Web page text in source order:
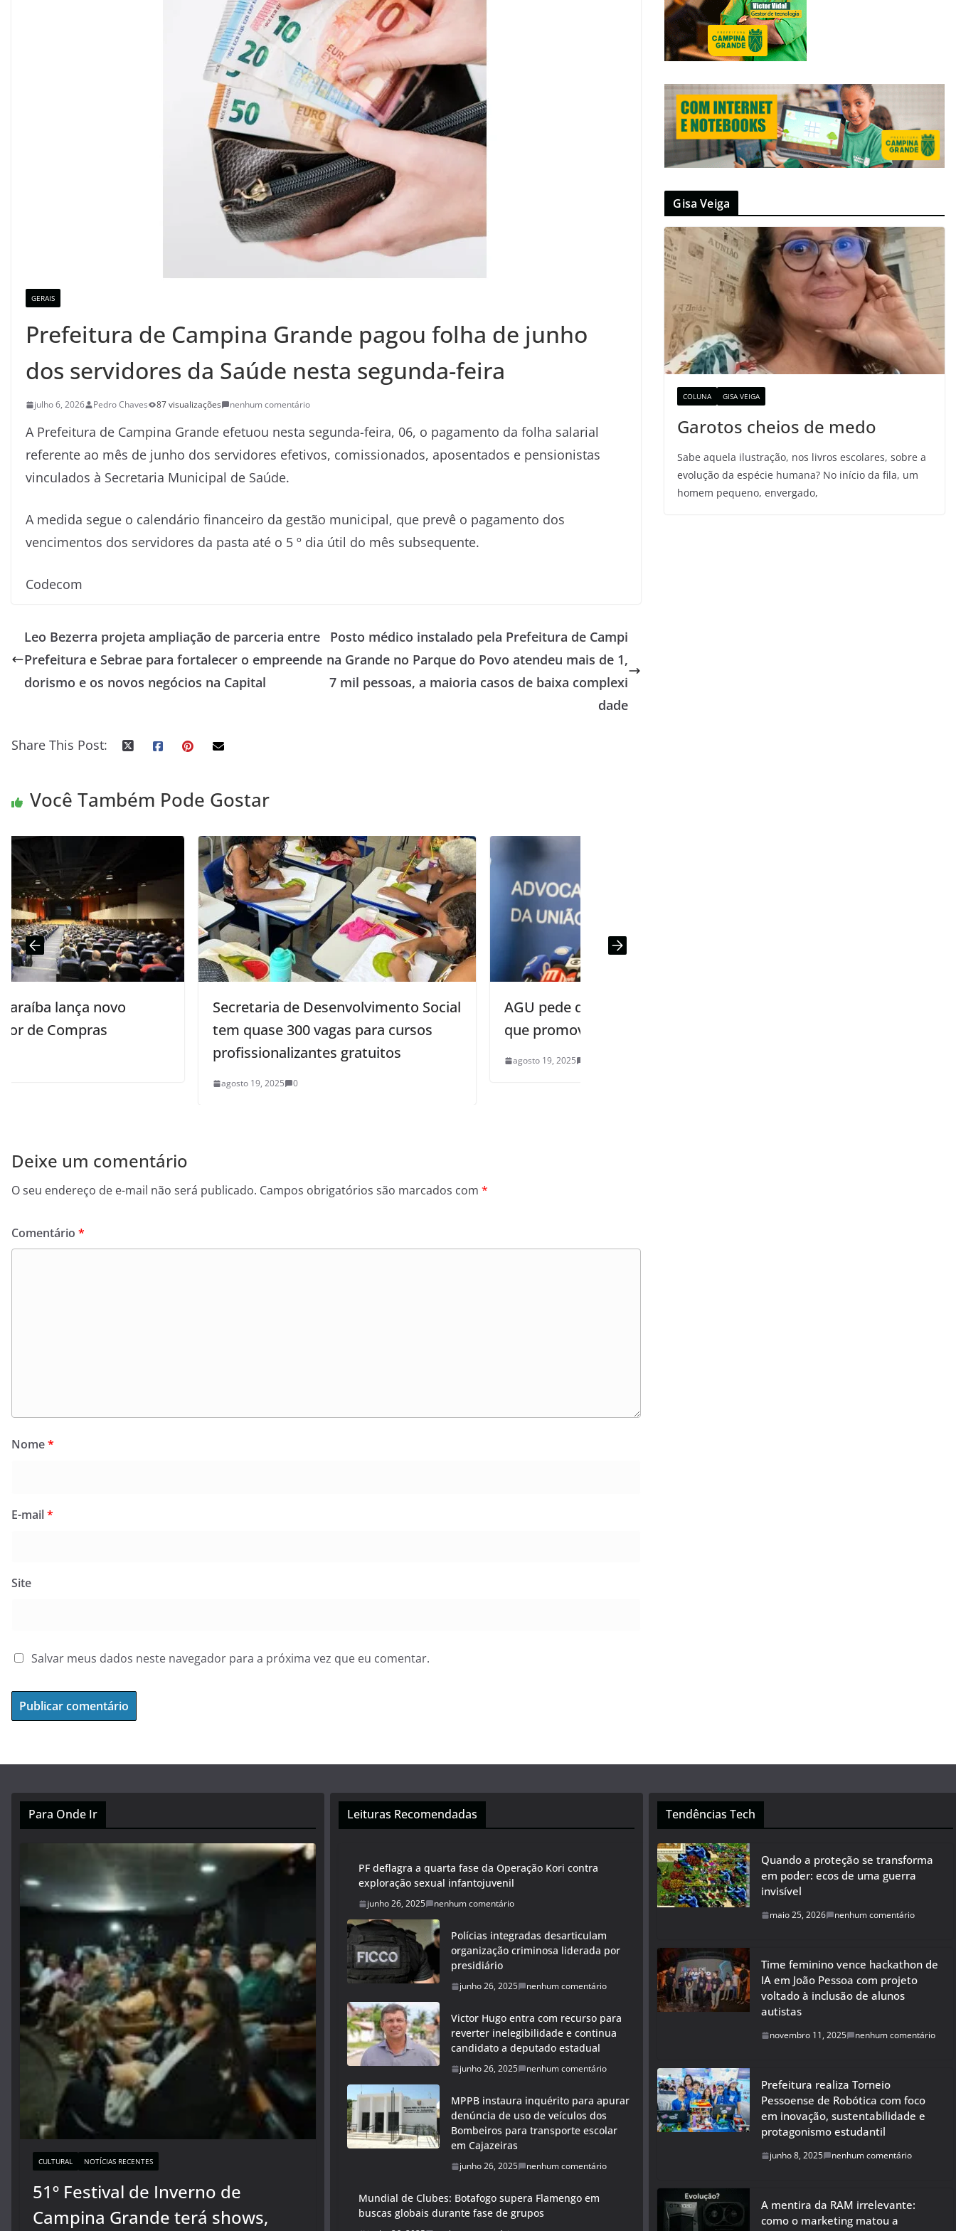
GERAIS
Prefeitura de Campina Grande pagou folha de junho
dos servidores da Saúde nesta segunda-feira
julho 6, 2026 Pedro Chaves 87 visualizações nenhum comentário
A Prefeitura de Campina Grande efetuou nesta segunda-feira, 06, o pagamento da folha salarial
referente ao mês de junho dos servidores efetivos, comissionados, aposentados e pensionistas
vinculados à Secretaria Municipal de Saúde.
A medida segue o calendário financeiro da gestão municipal, que prevê o pagamento dos
vencimentos dos servidores da pasta até o 5 º dia útil do mês subsequente.
Codecom
Leo Bezerra projeta ampliação de parceria entre
Prefeitura e Sebrae para fortalecer o empreende
dorismo e os novos negócios na Capital
Posto médico instalado pela Prefeitura de Campi
na Grande no Parque do Povo atendeu mais de 1,
7 mil pessoas, a maioria casos de baixa complexi
dade
Share This Post:
Você Também Pode Gostar
Secretaria de Desenvolvimento Social
tem quase 300 vagas para cursos
profissionalizantes gratuitos
AGU pede que Meta exclua chatbots
que promovem erotização infantil
agosto 19, 2025
Deixe um comentário
O seu endereço de e-mail não será publicado. Campos obrigatórios são marcados com *
Comentário *
Nome*
E-mail*
Site
Salvar meus dados neste navegador para a próxima vez que eu comentar.
Gisa Veiga
COLUNA GISA VEIGA
Garotos cheios de medo
Sabe aquela ilustração, nos livros escolares, sobre a
evolução da espécie humana? No início da fila, um
homem pequeno, envergado,
Para Onde Ir
CULTURAL NOTÍCIAS RECENTES
51º Festival de Inverno de
Campina Grande terá shows,
Leituras Recomendadas
PF deflagra a quarta fase da Operação Kori contra
exploração sexual infantojuvenil
junho 26, 2025 nenhum comentário
Polícias integradas desarticulam
organização criminosa liderada por
presidiário
junho 26, 2025 nenhum comentário
Victor Hugo entra com recurso para
reverter inelegibilidade e continua
candidato a deputado estadual
junho 26, 2025 nenhum comentário
MPPB instaura inquérito para apurar
denúncia de uso de veículos dos
Bombeiros para transporte escolar
em Cajazeiras
junho 26, 2025 nenhum comentário
Mundial de Clubes: Botafogo supera Flamengo em
buscas globais durante fase de grupos
Tendências Tech
Quando a proteção se transforma
em poder: ecos de uma guerra
invisível
maio 25, 2026 nenhum comentário
Time feminino vence hackathon de
IA em João Pessoa com projeto
voltado à inclusão de alunos
autistas
novembro 11, 2025 nenhum comentário
Prefeitura realiza Torneio
Pessoense de Robótica com foco
em inovação, sustentabilidade e
protagonismo estudantil
junho 8, 2025 nenhum comentário
A mentira da RAM irrelevante:
como o marketing matou a